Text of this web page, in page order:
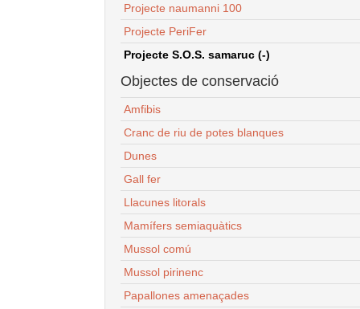
Projecte naumanni 100
Projecte PeriFer
Projecte S.O.S. samaruc (-)
Objectes de conservació
Amfibis
Cranc de riu de potes blanques
Dunes
Gall fer
Llacunes litorals
Mamífers semiaquàtics
Mussol comú
Mussol pirinenc
Papallones amenaçades